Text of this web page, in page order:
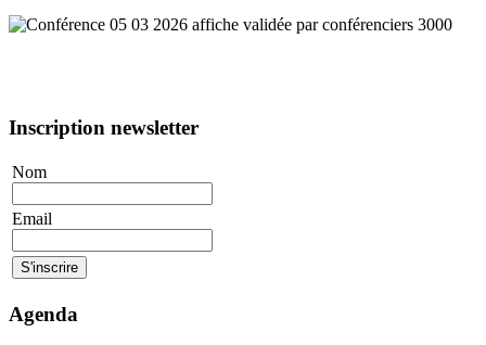
Inscription newsletter
Nom
Email
Agenda